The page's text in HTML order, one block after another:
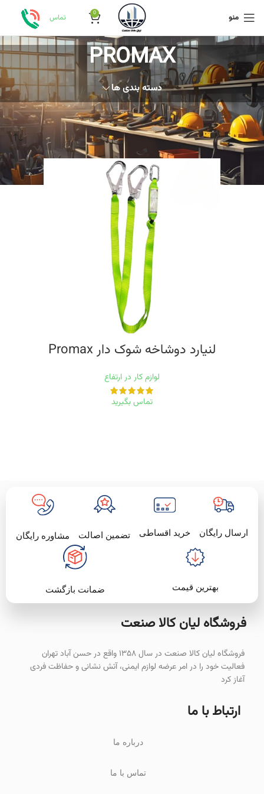
منو 0 تماس
PROMAX
دسته بندی ها
خانه محصول برندPROMAX
لنیارد دوشاخه شوک دار Promax
لوازم کار در ارتفاع
تماس بگیرید
ارسال رایگان خرید اقساطی تضمین اصالت مشاوره رایگان
بهترین قیمت ضمانت بازگشت
فروشگاه لیان‌ کالا صنعت
فروشگاه لیان کالا صنعت در سال ۱۳۵۸ واقع در حسن آباد تهران
فعالیت خود را در امر عرضه لوازم ایمنی، آتش نشانی و حفاظت فردی
آغاز کرد
ارتباط با ما
درباره ما
تماس با ما